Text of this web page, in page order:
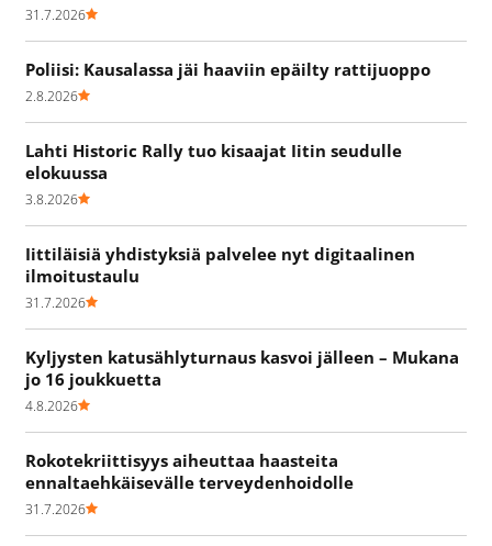
31.7.2026
Poliisi: Kausalassa jäi haaviin epäilty rattijuoppo
2.8.2026
Lahti Historic Rally tuo kisaajat Iitin seudulle
elokuussa
3.8.2026
Iittiläisiä yhdistyksiä palvelee nyt digitaalinen
ilmoitustaulu
31.7.2026
Kyljysten katusählyturnaus kasvoi jälleen – Mukana
jo 16 joukkuetta
4.8.2026
Rokotekriittisyys aiheuttaa haasteita
ennaltaehkäisevälle terveydenhoidolle
31.7.2026